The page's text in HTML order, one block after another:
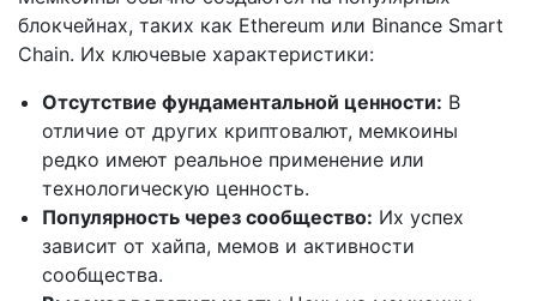
блокчейнах, таких как Ethereum или Binance Smart
Chain. Их ключевые характеристики:
Отсутствие фундаментальной ценности: В
отличие от других криптовалют, мемкоины
редко имеют реальное применение или
технологическую ценность.
Популярность через сообщество: Их успех
зависит от хайпа, мемов и активности
сообщества.